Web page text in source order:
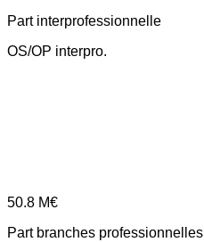
Part interprofessionnelle
OS/OP interpro.
50.8 M€
Part branches professionnelles